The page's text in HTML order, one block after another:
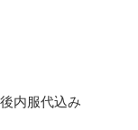
内服代込み